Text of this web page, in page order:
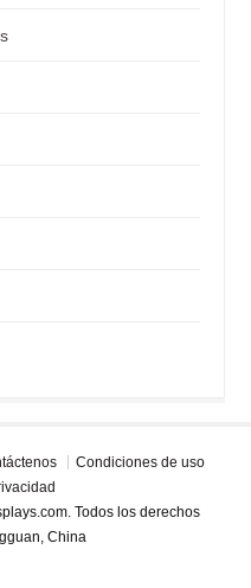
Condiciones de uso
Todos los derechos
China